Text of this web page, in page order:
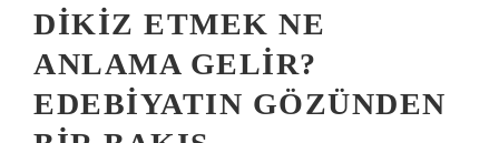
DIKIZ ETMEK NE
ANLAMA GELIR?
EDEBIYATIN GÖZÜNDEN